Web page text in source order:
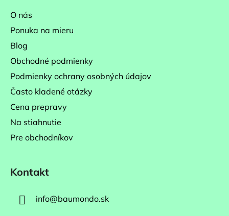
O nás
Ponuka na mieru
Blog
Obchodné podmienky
Podmienky ochrany osobných údajov
Často kladené otázky
Cena prepravy
Na stiahnutie
Pre obchodníkov
Kontakt
info@baumondo.sk